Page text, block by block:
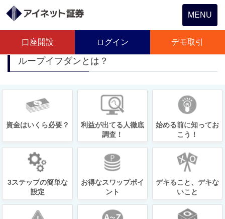
Toggle
navigation
MENU
口座開設 ログイン デモ取引
ループイフダンとは？
資金はいくら必要？
利益が出てる人徹底
調査！
始める前に知ってお
こう！
3ステップの簡単な
設定
お得なスワップポイ
ント
デキること、デキな
いこと